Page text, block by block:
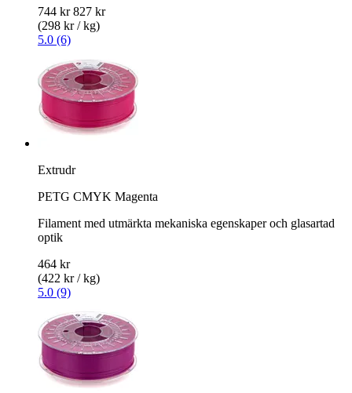
744 kr 827 kr
(298 kr / kg)
5.0 (6)
Extrudr
PETG CMYK Magenta
Filament med utmärkta mekaniska egenskaper och glasartad
optik
464 kr
(422 kr / kg)
5.0 (9)